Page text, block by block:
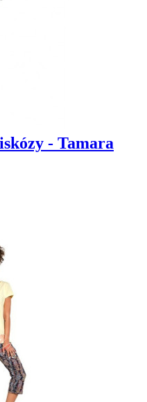
- Tamara